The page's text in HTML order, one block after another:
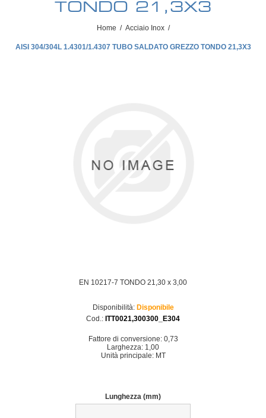
TONDO 21,3X3
Home / Acciaio Inox /
AISI 304/304L 1.4301/1.4307 TUBO SALDATO GREZZO TONDO 21,3X3
EN 10217-7 TONDO 21,30 x 3,00
Disponibilità: Disponibile
Cod.: ITT0021,300300_E304
Fattore di conversione: 0,73
Larghezza: 1,00
Unità principale: MT
Lunghezza (mm)